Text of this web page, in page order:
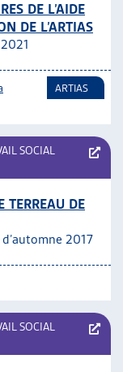
DE L’AIDE
DE L’ARTIAS
ARTIAS
SOCIAL
TERREAU DE
2017
SOCIAL